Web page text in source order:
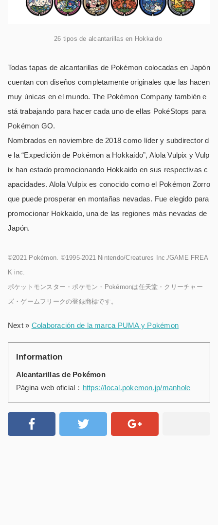
26 tipos de alcantarillas en Hokkaido
Todas tapas de alcantarillas de Pokémon colocadas en Japón
cuentan con diseños completamente originales que las hacen
muy únicas en el mundo. The Pokémon Company también e
stá trabajando para hacer cada uno de ellas PokéStops para
Pokémon GO.
Nombrados en noviembre de 2018 como líder y subdirector d
e la “Expedición de Pokémon a Hokkaido”, Alola Vulpix y Vulp
ix han estado promocionando Hokkaido en sus respectivas c
apacidades. Alola Vulpix es conocido como el Pokémon Zorro
que puede prosperar en montañas nevadas. Fue elegido para
promocionar Hokkaido, una de las regiones más nevadas de
Japón.
©2021 Pokémon. ©1995-2021 Nintendo/Creatures Inc./GAME FREA
K inc.
ポケットモンスター・ポケモン・Pokémonは任天堂・クリーチャー
ズ・ゲームフリークの登録商標です。
Next » Colaboración de la marca PUMA y Pokémon
Information
Alcantarillas de Pokémon
Página web oficial： https://local.pokemon.jp/manhole